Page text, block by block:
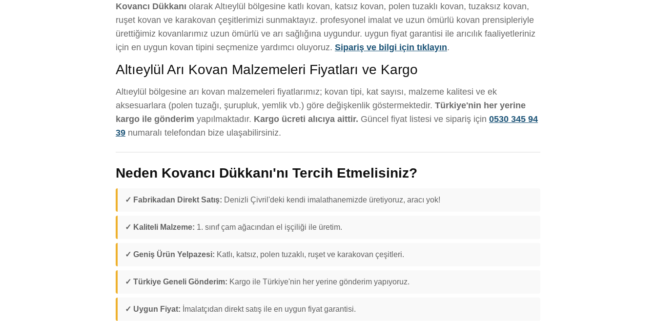
Kovancı Dükkanı olarak Altıeylül bölgesine katlı kovan, katsız kovan, polen tuzaklı kovan, tuzaksız kovan,
ruşet kovan ve karakovan çeşitlerimizi sunmaktayız. profesyonel imalat ve uzun ömürlü kovan prensipleriyle
ürettiğimiz kovanlarımız uzun ömürlü ve arı sağlığına uygundur. uygun fiyat garantisi ile arıcılık faaliyetleriniz
için en uygun kovan tipini seçmenize yardımcı oluyoruz. Sipariş ve bilgi için tıklayın.
Altıeylül Arı Kovan Malzemeleri Fiyatları ve Kargo
Altıeylül bölgesine arı kovan malzemeleri fiyatlarımız; kovan tipi, kat sayısı, malzeme kalitesi ve ek
aksesuarlara (polen tuzağı, şurupluk, yemlik vb.) göre değişkenlik göstermektedir. Türkiye'nin her yerine
kargo ile gönderim yapılmaktadır. Kargo ücreti alıcıya aittir. Güncel fiyat listesi ve sipariş için 0530 345 94
39 numaralı telefondan bize ulaşabilirsiniz.
Neden Kovancı Dükkanı'nı Tercih Etmelisiniz?
✓ Fabrikadan Direkt Satış: Denizli Çivril'deki kendi imalathanemizde üretiyoruz, aracı yok!
✓ Kaliteli Malzeme: 1. sınıf çam ağacından el işçiliği ile üretim.
✓ Geniş Ürün Yelpazesi: Katlı, katsız, polen tuzaklı, ruşet ve karakovan çeşitleri.
✓ Türkiye Geneli Gönderim: Kargo ile Türkiye'nin her yerine gönderim yapıyoruz.
✓ Uygun Fiyat: İmalatçıdan direkt satış ile en uygun fiyat garantisi.